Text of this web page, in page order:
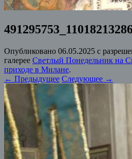
Опубликовано 06.05.2025 с
галерее Светлый Понедельник на
приходе в Милане.
← Предыдущее Следующее →